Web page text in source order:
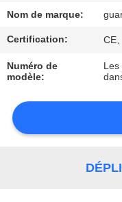
DEMANDEZ
CITATION
Nom de marque:
Certification: CE
Numéro de
modèle:
Les